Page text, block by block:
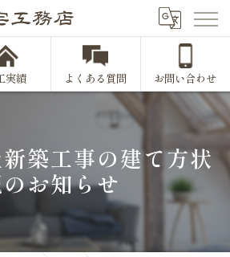
実績 よくある質問 お問い合わせ
築工事の建て方状
お知らせ